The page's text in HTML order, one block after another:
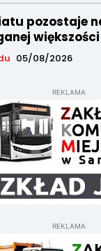
pozostaje
05/08/2026
REKLAMA
REKLAMA